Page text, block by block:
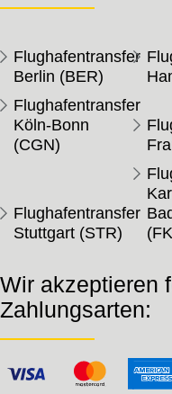
Flughafentransfer
Berlin (BER)
Flughafentransfer
Köln-Bonn
(CGN)
Flughafentransfer
Stuttgart (STR)
Wir akzeptieren
Zahlungsarten: